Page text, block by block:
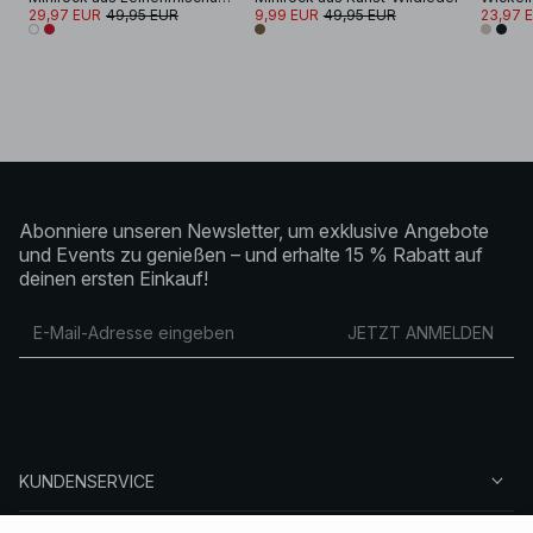
29,97 EUR 49,95 EUR
9,99 EUR 49,95 EUR
23,97
Abonniere unseren Newsletter, um exklusive Angebote
und Events zu genießen – und erhalte 15 % Rabatt auf
deinen ersten Einkauf!
JETZT ANMELDEN
KUNDENSERVICE